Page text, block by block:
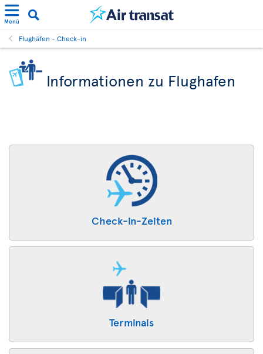
Menü
Flughäfen - Check-in
Informationen zu Flughafen
Check-in-Zeiten
Terminals